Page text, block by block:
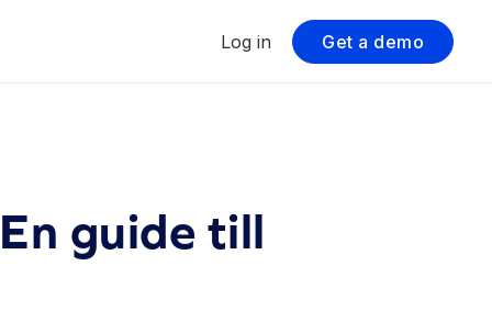
Log in Get a demo
guide till